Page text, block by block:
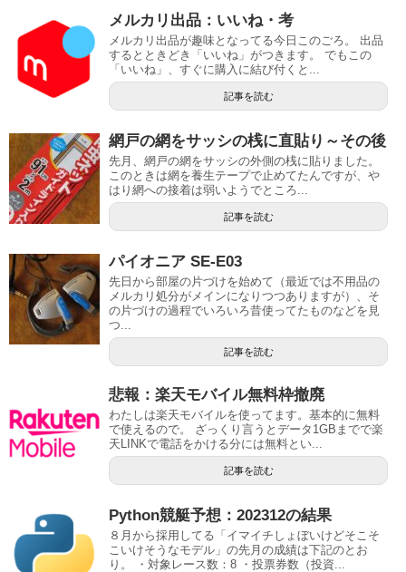
メルカリ出品：いいね・考
メルカリ出品が趣味となってる今日このごろ。 出品
するとときどき「いいね」がつきます。 でもこの
「いいね」、すぐに購入に結び付くと...
記事を読む
網戸の網をサッシの桟に直貼り～その後
先月、網戸の網をサッシの外側の桟に貼りました。
このときは網を養生テープで止めてたんですが、や
はり網への接着は弱いようでところ...
記事を読む
パイオニア SE-E03
先日から部屋の片づけを始めて（最近では不用品の
メルカリ処分がメインになりつつありますが）、そ
の片づけの過程でいろいろ昔使ってたものなどを見
つ...
記事を読む
悲報：楽天モバイル無料枠撤廃
わたしは楽天モバイルを使ってます。基本的に無料
で使えるので。 ざっくり言うとデータ1GBまでで楽
天LINKで電話をかける分には無料とい...
記事を読む
Python競艇予想：202312の結果
８月から採用してる「イマイチしょぼいけどそこそ
こいけそうなモデル」の先月の成績は下記のとお
り。 ・対象レース数：8 ・投票券数（投資...